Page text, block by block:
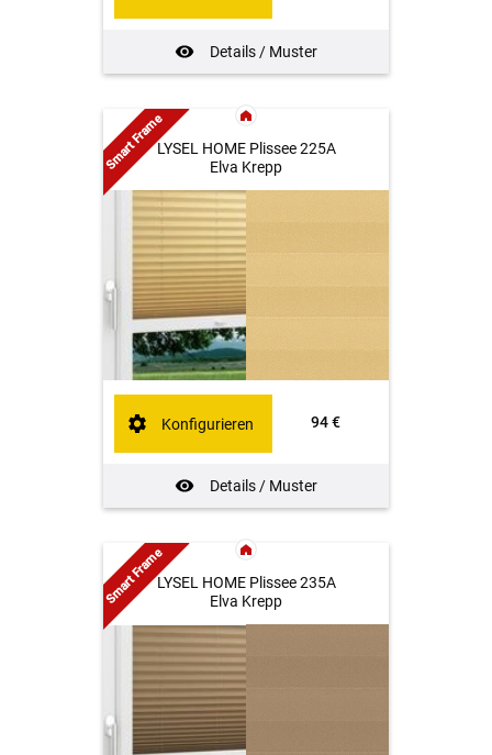
Details / Muster
LYSEL HOME Plissee 225A
Elva Krepp
94 €
Details / Muster
Konfigurieren
Smart Frame
LYSEL HOME Plissee 235A
Elva Krepp
Smart Frame